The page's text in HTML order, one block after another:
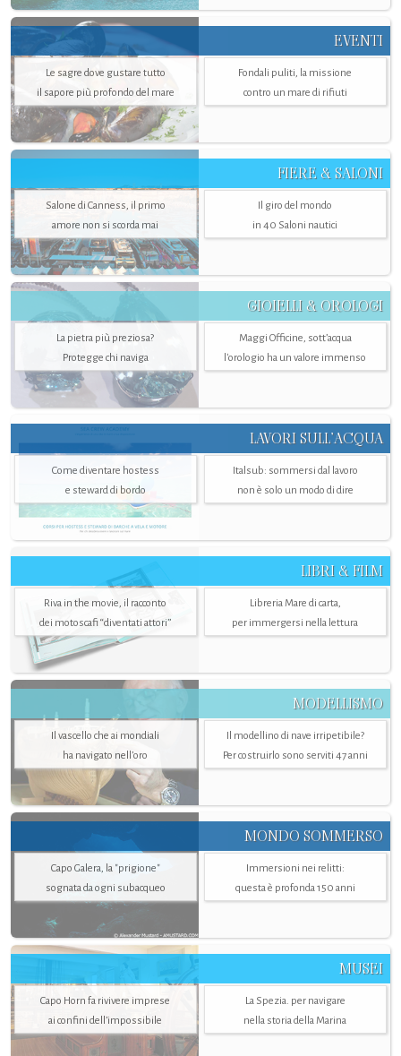
EVENTI
Le sagre dove gustare tutto
il sapore più profondo del mare
Fondali puliti, la missione
contro un mare di rifiuti
FIERE & SALONI
Salone di Canness, il primo
amore non si scorda mai
Il giro del mondo
in 40 Saloni nautici
GIOIELLI & OROLOGI
La pietra più preziosa?
Protegge chi naviga
Maggi Officine, sott’acqua
l'orologio ha un valore immenso
LAVORI SULL’ACQUA
Come diventare hostess
e steward di bordo
Italsub: sommersi dal lavoro
non è solo un modo di dire
LIBRI & FILM
Riva in the movie, il racconto
dei motoscafi “diventati attori”
Libreria Mare di carta,
per immergersi nella lettura
MODELLISMO
Il vascello che ai mondiali
ha navigato nell’oro
Il modellino di nave irripetibile?
Per costruirlo sono serviti 47 anni
MONDO SOMMERSO
Capo Galera, la "prigione"
sognata da ogni subacqueo
Immersioni nei relitti:
questa è profonda 150 anni
MUSEI
Capo Horn fa rivivere imprese
ai confini dell’impossibile
La Spezia. per navigare
nella storia della Marina